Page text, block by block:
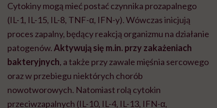
Cytokiny mogą mieć postać czynnika prozapalnego
(IL-1, IL-15, IL-8, TNF-α, IFN-y). Wówczas inicjują
proces zapalny, będący reakcją organizmu na działanie
patogenów.Aktywują się m.in. przy zakażeniach
bakteryjnych, a także przy zawale mięśnia sercowego
oraz w przebiegu niektórych chorób
nowotworowych. Natomiast rolą cytokin
przeciwzapalnych (IL-10, IL-4, IL-13, IFN-α,